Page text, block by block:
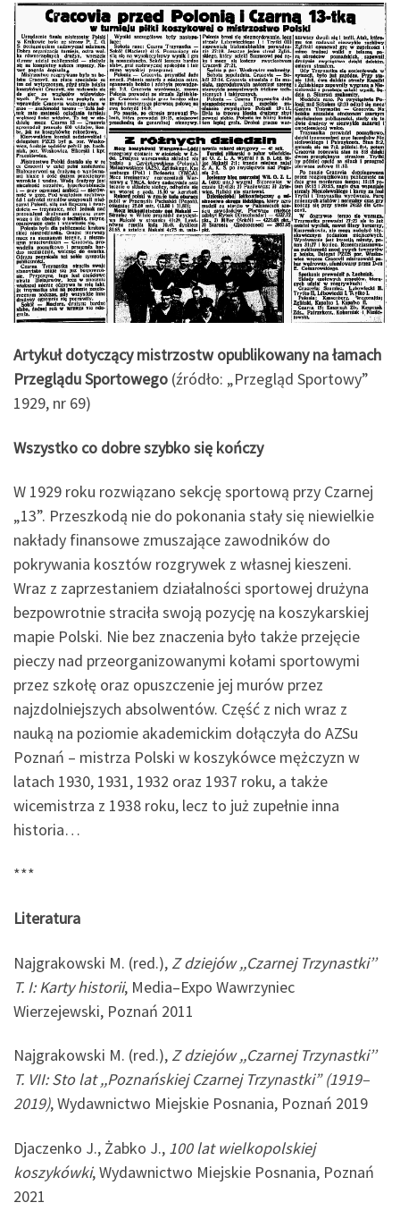
Artykuł dotyczący mistrzostw opublikowany na łamach
Przeglądu Sportowego (źródło: „Przegląd Sportowy”
1929, nr 69)
Wszystko co dobre szybko się kończy
W 1929 roku rozwiązano sekcję sportową przy Czarnej
„13”. Przeszkodą nie do pokonania stały się niewielkie
nakłady finansowe zmuszające zawodników do
pokrywania kosztów rozgrywek z własnej kieszeni.
Wraz z zaprzestaniem działalności sportowej drużyna
bezpowrotnie straciła swoją pozycję na koszykarskiej
mapie Polski. Nie bez znaczenia było także przejęcie
pieczy nad przeorganizowanymi kołami sportowymi
przez szkołę oraz opuszczenie jej murów przez
najzdolniejszych absolwentów. Część z nich wraz z
nauką na poziomie akademickim dołączyła do AZSu
Poznań – mistrza Polski w koszykówce mężczyzn w
latach 1930, 1931, 1932 oraz 1937 roku, a także
wicemistrza z 1938 roku, lecz to już zupełnie inna
historia…
***
Literatura
Najgrakowski M. (red.), Z dziejów ,,Czarnej Trzynastki’’
T. I: Karty historii, Media–Expo Wawrzyniec
Wierzejewski, Poznań 2011
Najgrakowski M. (red.), Z dziejów ,,Czarnej Trzynastki’’
T. VII: Sto lat ,,Poznańskiej Czarnej Trzynastki” (1919–
2019), Wydawnictwo Miejskie Posnania, Poznań 2019
Djaczenko J., Żabko J., 100 lat wielkopolskiej
koszykówki, Wydawnictwo Miejskie Posnania, Poznań
2021